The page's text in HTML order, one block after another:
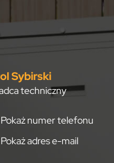
Sybirski
techniczny
Pokaż numer telefonu
Pokaż adres e-mail